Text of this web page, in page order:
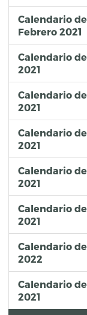
Calendario
Febrero 2021
Calendario
2021
Calendario
2021
Calendario
2021
Calendario
2021
Calendario
2021
Calendario
2022
Calendario
2021